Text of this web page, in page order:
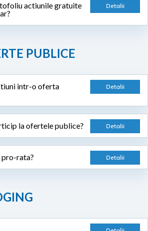
actiunile gratuite
PUBLICE
intr-o oferta
la ofertele publice?
pro-rata?